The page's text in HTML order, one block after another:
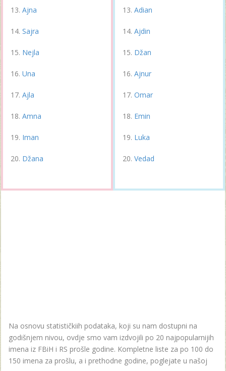
Ajna
Sajra
Nejla
Una
Ajla
Amna
Iman
Džana
Adian
Ajdin
Džan
Ajnur
Omar
Emin
Luka
Vedad
Na osnovu statističkiih podataka, koji su nam dostupni na
godišnjem nivou, ovdje smo vam izdvojili po 20 najpopularnijih
imena iz FBiH i RS prošle godine. Kompletne liste za po 100 do
150 imena za prošlu, a i prethodne godine, poglejate u našoj